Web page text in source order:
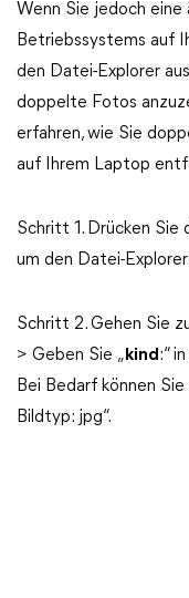
Wenn Sie jedoch
Betriebssystems auf
den Datei-Explorer
doppelte Fotos
erfahren, wie Sie
auf Ihrem Laptop
Schritt 1. Drücken Sie
um den Datei-
Schritt 2. Gehen Sie
> Geben Sie „ kind:“
Bei Bedarf können
Bildtyp: jpg“.